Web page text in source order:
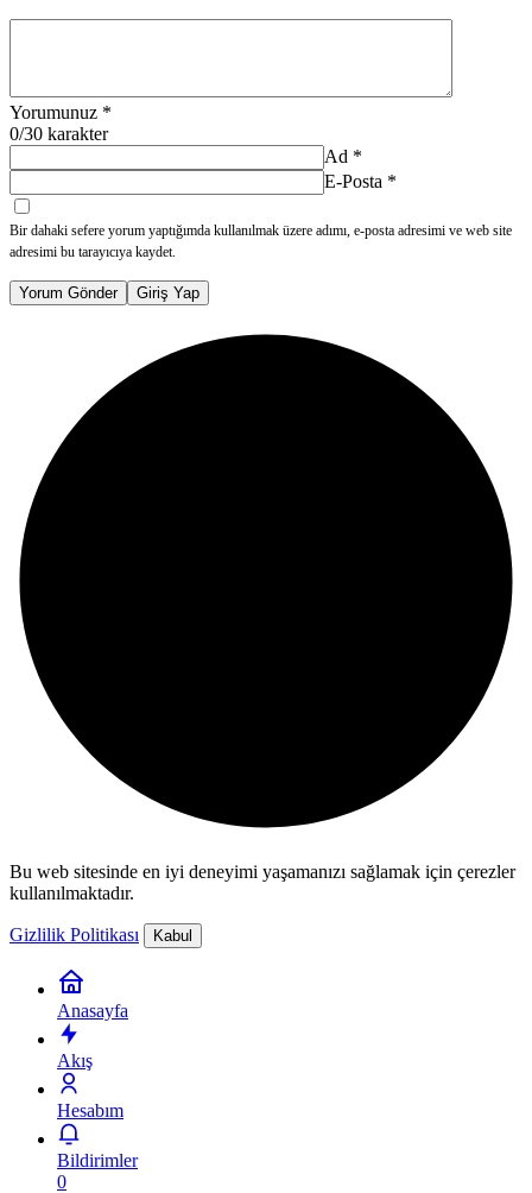
Yorumunuz *
0/30 karakter
Ad *
E-Posta *
Bir dahaki sefere yorum yaptığımda kullanılmak üzere adımı, e-posta adresimi ve web site
adresimi bu tarayıcıya kaydet.
Yorum Gönder Giriş Yap
Bu web sitesinde en iyi deneyimi yaşamanızı sağlamak için çerezler
kullanılmaktadır.
Gizlilik Politikası Kabul
Anasayfa
Akış
Hesabım
Bildirimler
0